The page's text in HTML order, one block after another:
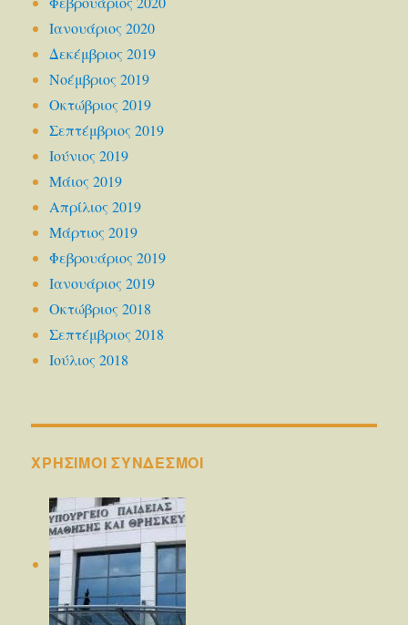
Ιανουάριος 2020
Δεκέμβριος 2019
Νοέμβριος 2019
Οκτώβριος 2019
Σεπτέμβριος 2019
Ιούνιος 2019
Μάιος 2019
Απρίλιος 2019
Μάρτιος 2019
Φεβρουάριος 2019
Ιανουάριος 2019
Οκτώβριος 2018
Σεπτέμβριος 2018
Ιούλιος 2018
ΧΡΗΣΙΜΟΙ ΣΥΝΔΕΣΜΟΙ